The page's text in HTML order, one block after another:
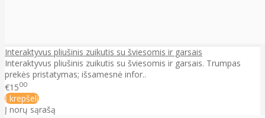
Interaktyvus pliušinis zuikutis su šviesomis ir garsais
Interaktyvus pliušinis zuikutis su šviesomis ir garsais. Trumpas
prekės pristatymas; išsamesnė infor..
€1500
Į krepšelį
Į norų sąrašą